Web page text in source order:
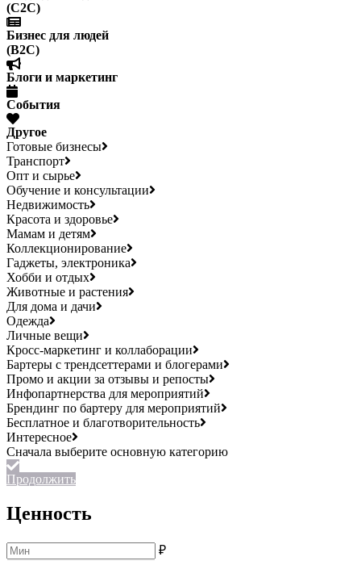
(С2С)
Бизнес для людей
(B2C)
Блоги и маркетинг
События
Другое
Готовые бизнесы
Транспорт
Опт и сырье
Обучение и консультации
Недвижимость
Красота и здоровье
Мамам и детям
Коллекционирование
Гаджеты, электроника
Хобби и отдых
Животные и растения
Для дома и дачи
Одежда
Личные вещи
Кросс-маркетинг и коллаборации
Бартеры с трендсеттерами и блогерами
Промо и акции за отзывы и репосты
Инфопартнерства для мероприятий
Брендинг по бартеру для мероприятий
Бесплатное и благотворительность
Интересное
Продолжить
Ценность
₽